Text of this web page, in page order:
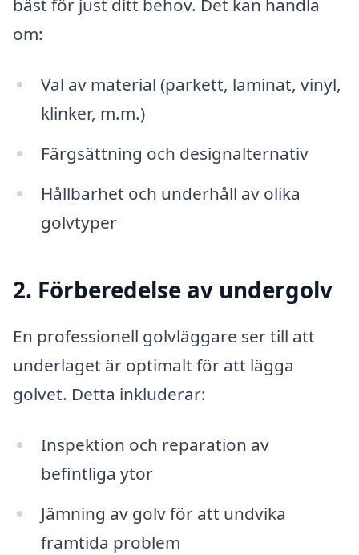
om:
Val av material (parkett, laminat, vinyl,
klinker, m.m.)
Färgsättning och designalternativ
Hållbarhet och underhåll av olika
golvtyper
2. Förberedelse av undergolv
En professionell golvläggare ser till att
underlaget är optimalt för att lägga
golvet. Detta inkluderar:
Inspektion och reparation av
befintliga ytor
Jämning av golv för att undvika
framtida problem